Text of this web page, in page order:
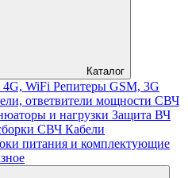
Каталог
WiFi Репитеры GSM, 3G
ответвители мощности СВЧ
и нагрузки Защита ВЧ
СВЧ Кабели
питания и комплектующие